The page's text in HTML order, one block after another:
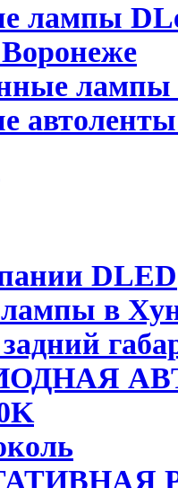
лампы
DLED
в